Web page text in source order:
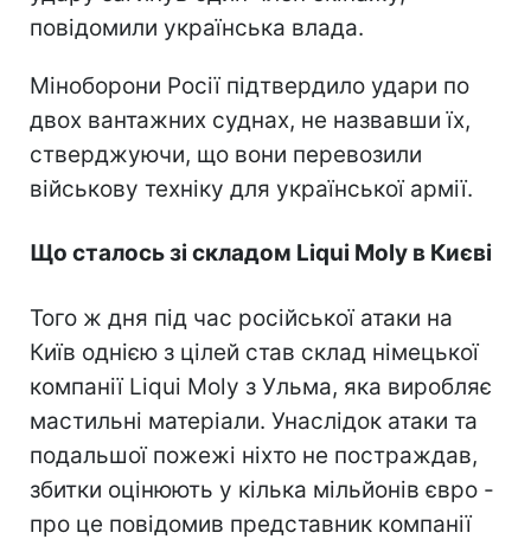
повідомили українська влада.
Міноборони Росії підтвердило удари по
двох вантажних суднах, не назвавши їх,
стверджуючи, що вони перевозили
військову техніку для української армії.
Що сталось зі складом Liqui Moly в Києві
Того ж дня під час російської атаки на
Київ однією з цілей став склад німецької
компанії Liqui Moly з Ульма, яка виробляє
мастильні матеріали. Унаслідок атаки та
подальшої пожежі ніхто не постраждав,
збитки оцінюють у кілька мільйонів євро -
про це повідомив представник компанії